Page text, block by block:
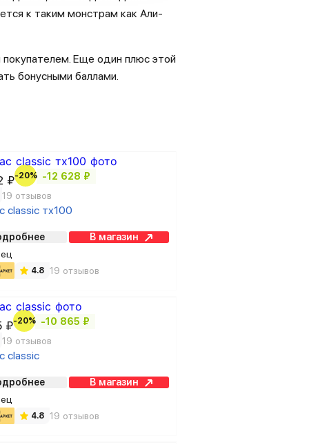
к таким монстрам как Али-
Еще один плюс этой
бонусными баллами.
₽-20% -12 628 ₽
19 отзывов
classic тх100
В магазин
4.8 19 отзывов
₽-20% -10 865 ₽
19 отзывов
classic
В магазин
4.8 19 отзывов